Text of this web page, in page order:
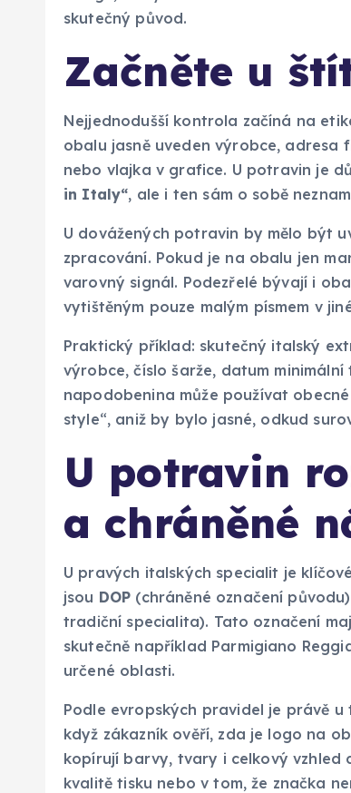
skutečný původ.
Začněte u
Nejjednodušší kontrola začíná na
obalu jasně uveden výrobce, adresa
nebo vlajka v grafice. U potravin je
in Italy“, ale i ten sám o sobě
U dovážených potravin by mělo být
zpracování. Pokud je na obalu jen
varovný signál. Podezřelé bývají i
vytištěným pouze malým písmem v
Praktický příklad: skutečný italský
výrobce, číslo šarže, datum
napodobenina může používat
style“, aniž by bylo jasné, odkud
U potravin
a chráněné
U pravých italských specialit je
jsou DOP (chráněné označení
tradiční specialita). Tato označení
skutečně například Parmigiano
určené oblasti.
Podle evropských pravidel je právě
když zákazník ověří, zda je logo na
kopírují barvy, tvary i celkový vzhled
kvalitě tisku nebo v tom, že značka